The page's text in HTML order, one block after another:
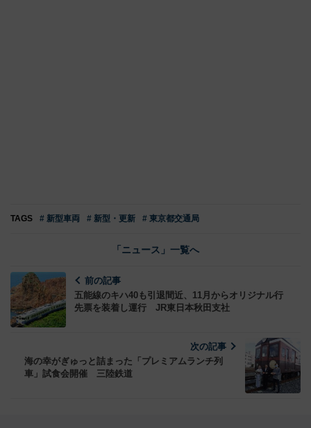
TAGS # 新型車両 # 新型・更新 # 東京都交通局
「ニュース」一覧へ
前の記事
五能線のキハ40も引退間近、11月からオリジナル行
先票を装着し運行 JR東日本秋田支社
次の記事
海の幸がぎゅっと詰まった「プレミアムランチ列
車」試食会開催 三陸鉄道